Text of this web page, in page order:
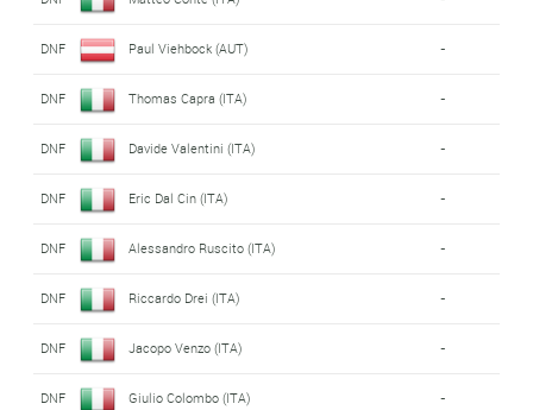
DNF Paul Viehbock (AUT) -
DNF Thomas Capra (ITA) -
DNF Davide Valentini (ITA) -
DNF Eric Dal Cin (ITA) -
DNF Alessandro Ruscito (ITA) -
DNF Riccardo Drei (ITA) -
DNF Jacopo Venzo (ITA) -
DNF Giulio Colombo (ITA) -